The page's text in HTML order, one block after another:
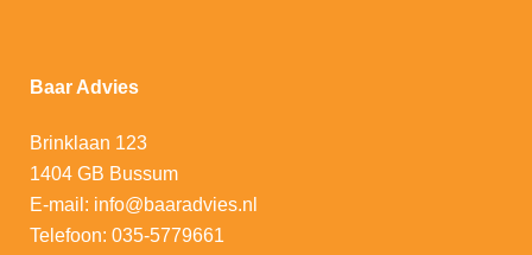
Baar Advies
Brinklaan 123
1404 GB Bussum
E-mail: info@baaradvies.nl
Telefoon: 035-5779661